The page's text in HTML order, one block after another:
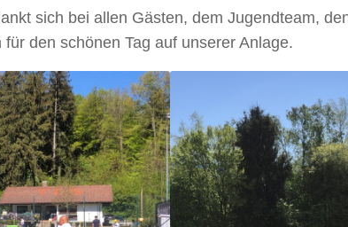
sich bei allen Gästen, dem Jugendteam,
den schönen Tag auf unserer Anlage.